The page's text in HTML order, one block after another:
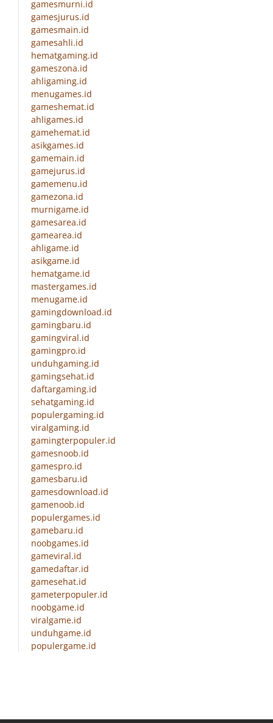
gamesmurni.id
gamesjurus.id
gamesmain.id
gamesahli.id
hematgaming.id
gameszona.id
ahligaming.id
menugames.id
gameshemat.id
ahligames.id
gamehemat.id
asikgames.id
gamemain.id
gamejurus.id
gamemenu.id
gamezona.id
murnigame.id
gamesarea.id
gamearea.id
ahligame.id
asikgame.id
hematgame.id
mastergames.id
menugame.id
gamingdownload.id
gamingbaru.id
gamingviral.id
gamingpro.id
unduhgaming.id
gamingsehat.id
daftargaming.id
sehatgaming.id
populergaming.id
viralgaming.id
gamingterpopuler.id
gamesnoob.id
gamespro.id
gamesbaru.id
gamesdownload.id
gamenoob.id
populergames.id
gamebaru.id
noobgames.id
gameviral.id
gamedaftar.id
gamesehat.id
gameterpopuler.id
noobgame.id
viralgame.id
unduhgame.id
populergame.id